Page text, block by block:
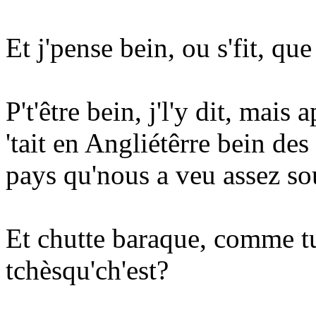
Et j'pense bein, ou s'fit,
P't'être bein, j'l'y dit, mais
'tait en Angliétêrre bein
pays qu'nous a veu assez
Et chutte baraque, comme
tchèsqu'ch'est?